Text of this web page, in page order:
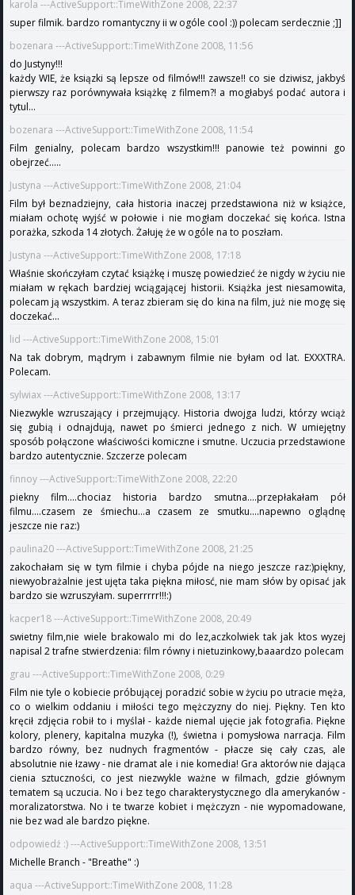
karola ---ActiveSupport::TimeWithZone 2008, 22:37
super filmik. bardzo romantyczny ii w ogóle cool :)) polecam serdecznie ;]]
bozenara ---ActiveSupport::TimeWithZone 2008, 11:56
do Justyny!!!
każdy WIE, że ksiązki są lepsze od filmów!!! zawsze!! co sie dziwisz, jakbyś
pierwszy raz porównywała książkę z filmem?! a mogłabyś podać autora i
tytul...
bozenara ---ActiveSupport::TimeWithZone 2008, 11:54
Film genialny, polecam bardzo wszystkim!!! panowie też powinni go
obejrzeć.....
Justyna ---ActiveSupport::TimeWithZone 2008, 21:04
Film był beznadziejny, cała historia inaczej przedstawiona niż w książce,
miałam ochotę wyjść w połowie i nie mogłam doczekać się końca. Istna
porażka, szkoda 14 złotych. Żałuję że w ogóle na to poszłam.
Justyna ---ActiveSupport::TimeWithZone 2008, 17:18
Właśnie skończyłam czytać książkę i muszę powiedzieć że nigdy w życiu nie
miałam w rękach bardziej wciągającej historii. Książka jest niesamowita,
polecam ją wszystkim. A teraz zbieram się do kina na film, już nie mogę się
doczekać...
lid ---ActiveSupport::TimeWithZone 2008, 15:01
Na tak dobrym, mądrym i zabawnym filmie nie byłam od lat. EXXXTRA.
Polecam.
sylwiax ---ActiveSupport::TimeWithZone 2008, 13:17
Niezwykle wzruszający i przejmujący. Historia dwojga ludzi, którzy wciąż
się gubią i odnajdują, nawet po śmierci jednego z nich. W umiejętny
sposób połączone właściwości komiczne i smutne. Uczucia przedstawione
bardzo autentycznie. Szczerze polecam
finnoy ---ActiveSupport::TimeWithZone 2008, 22:20
piekny film....chociaz historia bardzo smutna....przepłakałam pół
filmu....czasem ze śmiechu...a czasem ze smutku....napewno oglądnę
jeszcze nie raz:)
paulina20 ---ActiveSupport::TimeWithZone 2008, 21:25
zakochałam się w tym filmie i chyba pójde na niego jeszcze raz:)piękny,
niewyobrażalnie jest ujęta taka piękna miłosć, nie mam słów by opisać jak
bardzo sie wzruszyłam. superrrrr!!!:)
kacper18 ---ActiveSupport::TimeWithZone 2008, 20:49
swietny film,nie wiele brakowalo mi do lez,aczkolwiek tak jak ktos wyzej
napisal 2 trafne stwierdzenia: film równy i nietuzinkowy,baaardzo polecam
grau ---ActiveSupport::TimeWithZone 2008, 0:29
Film nie tyle o kobiecie próbującej poradzić sobie w życiu po utracie męża,
co o wielkim oddaniu i miłości tego mężczyzny do niej. Piękny. Ten kto
kręcił zdjęcia robił to i myślał - każde niemal ujęcie jak fotografia. Piękne
kolory, plenery, kapitalna muzyka (!), świetna i pomysłowa narracja. Film
bardzo równy, bez nudnych fragmentów - płacze się cały czas, ale
absolutnie nie łzawy - nie dramat ale i nie komedia! Gra aktorów nie dająca
cienia sztuczności, co jest niezwykle ważne w filmach, gdzie głównym
tematem są uczucia. No i bez tego charakterystycznego dla amerykanów -
moralizatorstwa. No i te twarze kobiet i mężczyzn - nie wypomadowane,
nie bez wad ale bardzo piękne.
odpowiedź :) ---ActiveSupport::TimeWithZone 2008, 13:51
Michelle Branch - "Breathe" :)
aqua ---ActiveSupport::TimeWithZone 2008, 11:28